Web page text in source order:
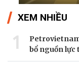
XEM NHIỀU
1
bổ nguồn lực